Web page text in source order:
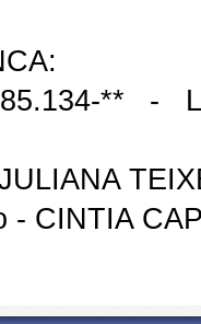
** -
- CINTIA